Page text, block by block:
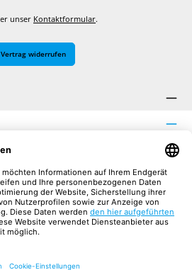
unser Kontaktformular.
Vertrag widerrufen
YouTube